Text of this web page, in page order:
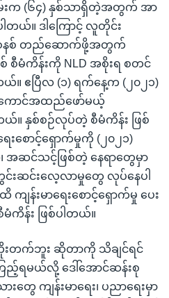
က (၆၄) နှစ်သာရှိတဲ့အတွက် အာ
တယ်။ ဒါကြောင့် လူတိုင်း
စနစ် တည်ဆောက်ဖို့အတွက်
စ် စီမံကိန်းကို NLD အစိုးရ စတင်
ဧပြီလ (၁) ရက်နေ့က (၂၀၂၁)
ောင်အထည်ဖော်မယ့်
တယ်။ နှစ်စဉ်လုပ်တဲ့ စီမံကိန်း ဖြစ်
းစောင့်ရှောက်မှုကို (၂၀၂၁)
အဆင်သင့်ဖြစ်တဲ့ နေရာတွေမှာ
ဆင်းလေ့လာမှုတွေ လုပ်နေပါ
ျန်းမာရေးစောင့်ရှောက်မှု ပေး
ကိန်း ဖြစ်ပါတယ်။
တက်ဘူး ဆိုတာကို သိချင်ရင်
ြည့်ရမယ်လို့ ဒေါ်အောင်ဆန်းစု
တွေ ကျန်းမာရေး၊ ပညာရေးမှာ